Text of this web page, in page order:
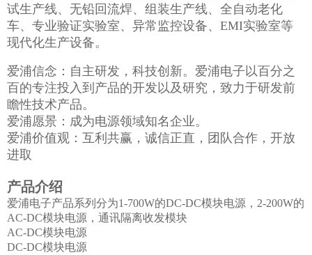
试生产线、无铅回流焊、组装生产线、全自动老化
车、专业验证实验室、异常监控设备、EMI实验室等
现代化生产设备。
爱浦信念：自主研发，科技创新。爱浦电子以百分之
百的专注投入到产品的开发以及研究，致力于研发前
瞻性技术产品。
爱浦愿景：成为电源领域知名企业。
爱浦价值观：互利共赢，诚信正直，团队合作，开放
进取
产品介绍
爱浦电子产品系列分为1-700W的DC-DC模块电源，2-200W的
AC-DC模块电源，通讯隔离收发模块
AC-DC模块电源
DC-DC模块电源